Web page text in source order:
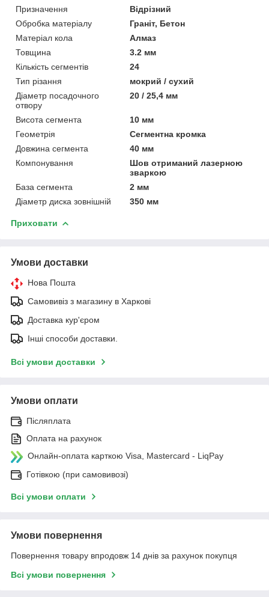
Призначення
Відрізний
Обробка матеріалу
Граніт, Бетон
Матеріал кола
Алмаз
Товщина
3.2 мм
Кількість сегментів
24
Тип різання
мокрий / сухий
Діаметр посадочного
отвору
20 / 25,4 мм
Висота сегмента
10 мм
Геометрія
Сегментна кромка
Довжина сегмента
40 мм
Компонування
Шов отриманий лазерною
зваркою
База сегмента
2 мм
Діаметр диска зовнішній
350 мм
Приховати
Умови доставки
Нова Пошта
Самовивіз з магазину в Харкові
Доставка кур'єром
Інші способи доставки.
Всі умови доставки
Умови оплати
Післяплата
Оплата на рахунок
Онлайн-оплата карткою Visa, Mastercard - LiqPay
Готівкою (при самовивозі)
Всі умови оплати
Умови повернення
Повернення товару впродовж 14 днів за рахунок покупця
Всі умови повернення